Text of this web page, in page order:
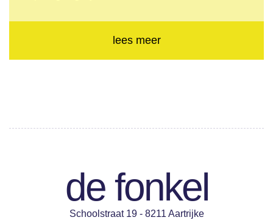
lees meer
de fonkel
Schoolstraat 19 - 8211 Aartrijke